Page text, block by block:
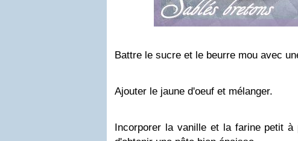
Battre le sucre et le beurre mou avec
Ajouter le jaune d'oeuf et mélanger.
Incorporer la vanille et la farine petit